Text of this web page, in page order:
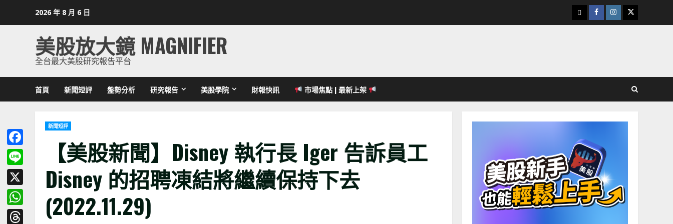
2026 年 8 月 6 日
下
載
Facebook
Instagram
Twitter
美股放大鏡 MAGNIFIER
全台最大美股研究報告平台
首頁 新聞短評 盤勢分析 研究報告 美股學院 財報快訊 市場焦點 | 最新上架
新聞短評
【美股新聞】Disney 執行長 Iger 告訴員工
Disney 的招聘凍結將繼續保持下去
(2022.11.29)
Facebook
Line
X
WhatsApp